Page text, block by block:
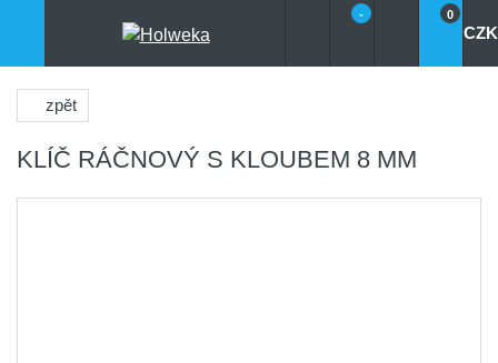
- 0
CZK
zpět
KLÍČ RÁČNOVÝ S KLOUBEM 8 MM